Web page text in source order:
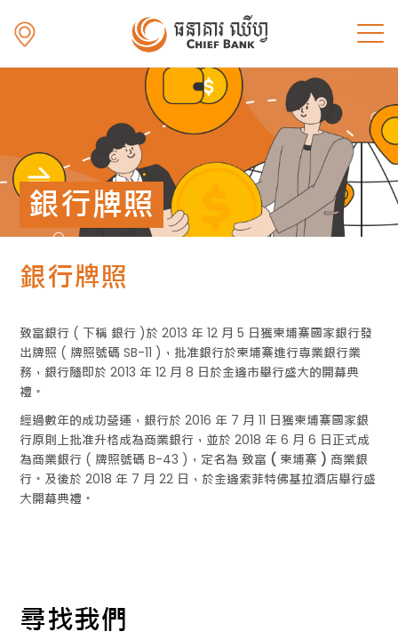
銀行牌照
銀行牌照
致富銀行 ( 下稱 銀行 )於 2013 年 12 月 5 日獲柬埔寨國家銀行發
出牌照 ( 牌照號碼 SB-11 )，批准銀行於柬埔寨進行專業銀行業
務，銀行隨即於 2013 年 12 月 8 日於金邊市舉行盛大的開幕典
禮。
經過數年的成功營運，銀行於 2016 年 7 月 11 日獲柬埔寨國家銀
行原則上批准升格成為商業銀行，並於 2018 年 6 月 6 日正式成
為商業銀行 ( 牌照號碼 B-43 )，定名為 致富 ( 柬埔寨 ) 商業銀
行 。及後於 2018 年 7 月 22 日，於金邊索菲特佛基拉酒店舉行盛
大開幕典禮。
尋找我們